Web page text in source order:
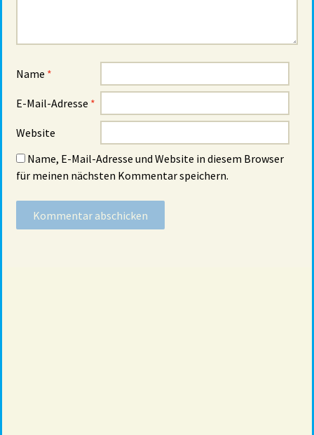
Name *
E-Mail-Adresse *
Website
Name, E-Mail-Adresse und Website in diesem Browser
für meinen nächsten Kommentar speichern.